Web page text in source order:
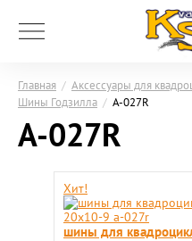
Главная / Аксессуары для
Шины Годзилла / А-027R
А-027R
Хит!
шины для